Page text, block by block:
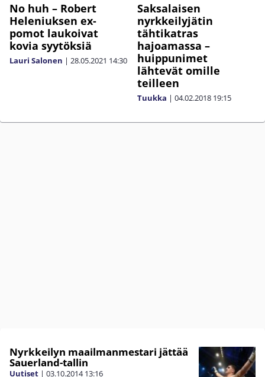
No huh – Robert
Heleniuksen ex-
pomot laukoivat
kovia syytöksiä
Lauri Salonen | 28.05.2021 14:30
Saksalaisen
nyrkkeilyjätin
tähtikatras
hajoamassa –
huippunimet
lähtevät omille
teilleen
Tuukka | 04.02.2018 19:15
Nyrkkeilyn maailmanmestari jättää
Sauerland-tallin
Uutiset | 03.10.2014 13:16